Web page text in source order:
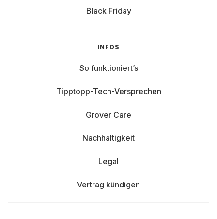
Black Friday
INFOS
So funktioniert’s
Tipptopp-Tech-Versprechen
Grover Care
Nachhaltigkeit
Legal
Vertrag kündigen